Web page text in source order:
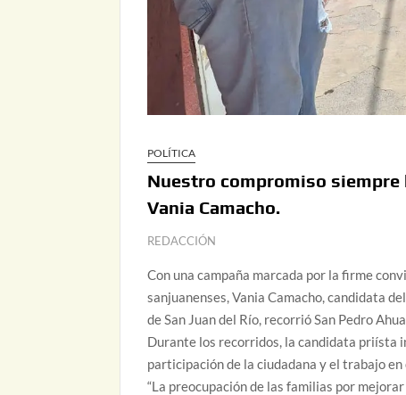
POLÍTICA
Nuestro compromiso siempre
Vania Camacho.
REDACCIÓN
Con una campaña marcada por la firme
sanjuanenses, Vania Camacho, candidata
de San Juan del Río, recorrió San Pedro
Durante los recorridos, la candidata priísta
participación de la ciudadana y el trabajo
“La preocupación de las familias por